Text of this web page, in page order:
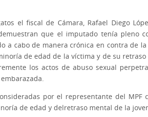
el fiscal de Cámara, Rafael Diego
que el imputado tenía pleno
a cabo de manera crónica en contra de
de edad de la víctima y de su
los actos de abuso sexual
por el representante del MPF
de edad y delretraso mental de la